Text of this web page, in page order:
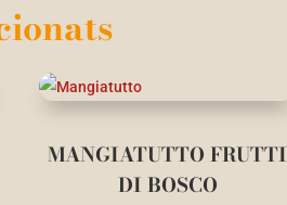
MANGIATUTTO FRUTTI
DI BOSCO